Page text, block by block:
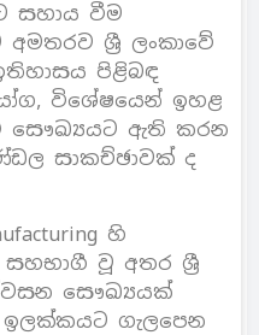
සහාය වීම
ශ්‍රී ලංකාවේ
පිළිබඳ
විශේෂයෙන් ඉහළ
සෞඛ්‍යයට ඇති කරන
සාකච්ඡාවක් ද
හි
වූ අතර ශ්‍රී
සෞඛ්‍යයක්
ගැලපෙන